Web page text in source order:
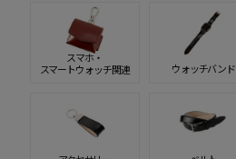
スマホ・
スマートウォッチ関連
ウォッチバンド